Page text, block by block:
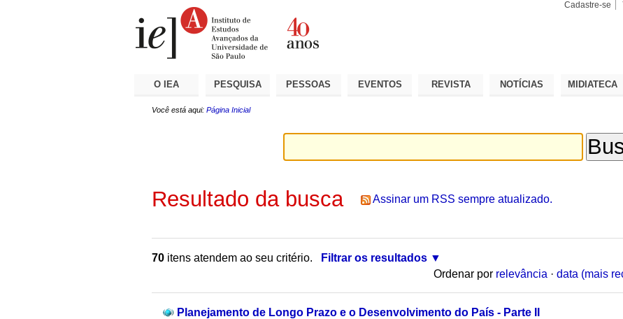
Cadastre-se
O IEA PESQUISA PESSOAS EVENTOS REVISTA NOTÍCIAS MIDIATECA
Você está aqui: Página Inicial
Resultado da busca Assinar um RSS sempre atualizado.
70 itens atendem ao seu critério.
Filtrar os resultados
Ordenar por relevância · data (mais
Planejamento de Longo Prazo e o Desenvolvimento do País - Parte II